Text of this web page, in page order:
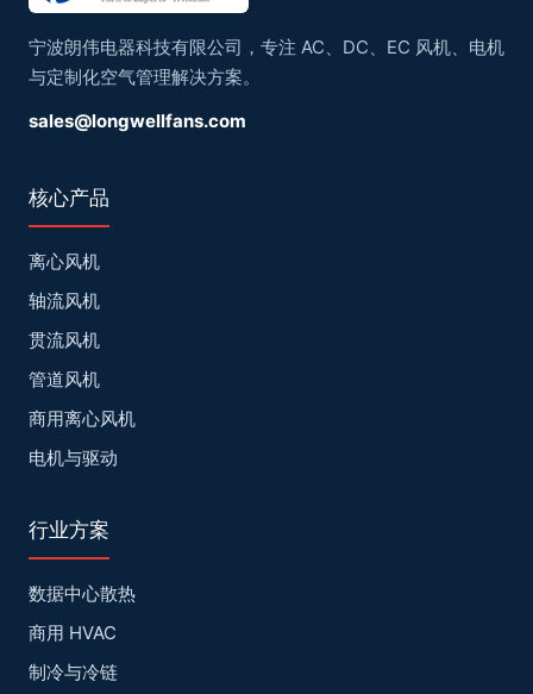
宁波朗伟电器科技有限公司，专注 AC、DC、EC 风机、电机
与定制化空气管理解决方案。
sales@longwellfans.com
核心产品
离心风机
轴流风机
贯流风机
管道风机
商用离心风机
电机与驱动
行业方案
数据中心散热
商用 HVAC
制冷与冷链